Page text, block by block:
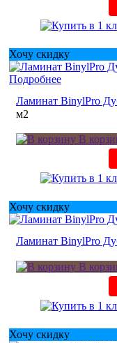
Хочу скидку
Подробнее
Ламинат BinylPro
м2
В
Хочу скидку
Ламинат BinylPro
В
Хочу скидку